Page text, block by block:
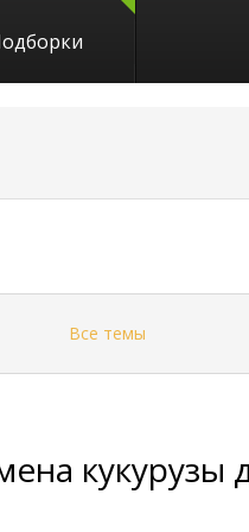
Все темы